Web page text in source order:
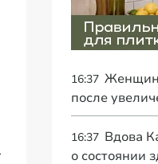
16:37
после
16:37 Вдова
о состоянии